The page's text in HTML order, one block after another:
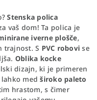
Stenska polica
vaš dom! Ta polica je
iverne plošče,
trajnost. S PVC robovi se
Oblika kocke
dizajn, ki je primeren
lahko medširoko paleto
hrastom, s čimer